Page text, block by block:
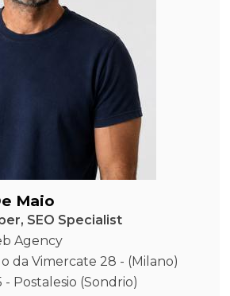
Maio
SEO Specialist
Agency
da Vimercate 28 - (Milano)
- Postalesio (Sondrio)